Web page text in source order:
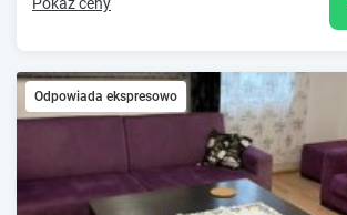
Pokaż ceny
Odpowiada ekspresowo